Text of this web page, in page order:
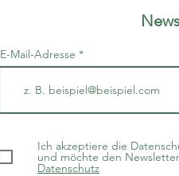
E-Mail-Adresse
Ich akzeptiere die
und möchte den
Datenschutz